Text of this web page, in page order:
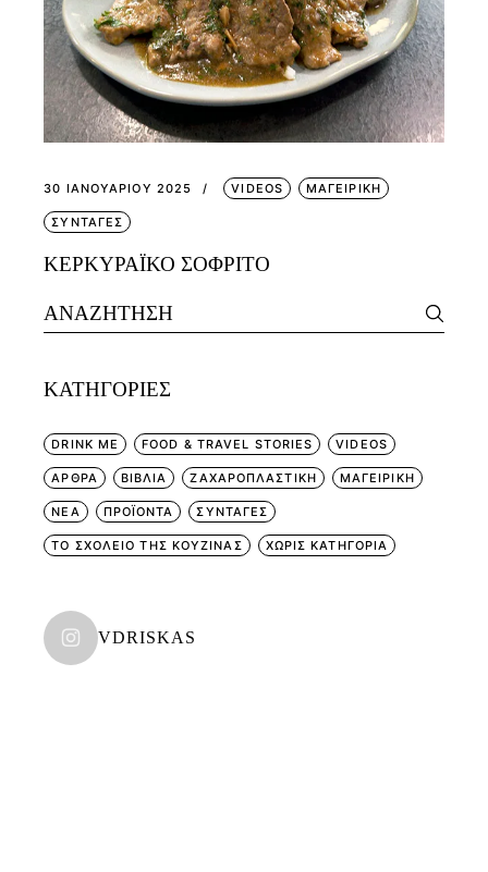
30 ΙΑΝΟΥΑΡΊΟΥ 2025 VIDEOS ΜΑΓΕΙΡΙΚΗ
ΣΥΝΤΑΓΕΣ
ΚΕΡΚΥΡΑΪΚΟ ΣΟΦΡΙΤΟ
Search
for:
KΑΤΗΓΟΡΊΕΣ
DRINK ME FOOD & TRAVEL STORIES VIDEOS
ΑΡΘΡΑ ΒΙΒΛΙΑ ΖΑΧΑΡΟΠΛΑΣΤΙΚΗ ΜΑΓΕΙΡΙΚΗ
ΝΕΑ ΠΡΟΪΟΝΤΑ ΣΥΝΤΑΓΕΣ
ΤΟ ΣΧΟΛΕΙΟ ΤΗΣ ΚΟΥΖΙΝΑΣ ΧΩΡΊΣ ΚΑΤΗΓΟΡΊΑ
VDRISKAS